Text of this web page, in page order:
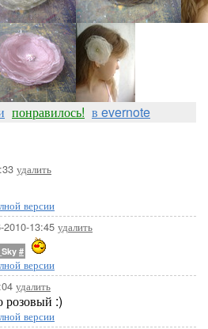
понравилось! в evernote
удалить
версии
2010-13:45 удалить
#
версии
удалить
розовый :)
версии